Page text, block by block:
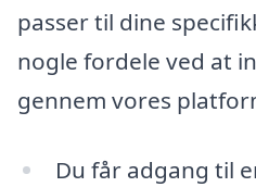
passer til dine
nogle fordele ved at
gennem vores
Du får adgang til